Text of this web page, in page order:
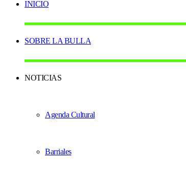
INICIO
SOBRE LA BULLA
NOTICIAS
Agenda Cultural
Barriales